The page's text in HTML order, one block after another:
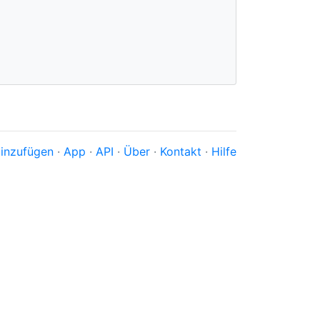
· App · API · Über · Kontakt · Hilfe